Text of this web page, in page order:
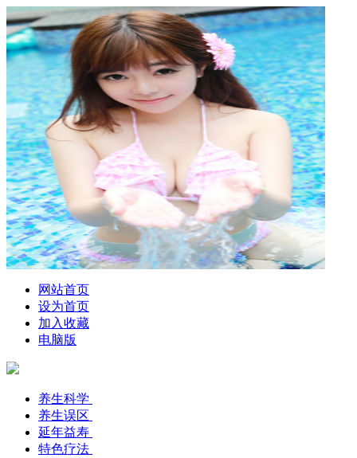
网站首页
设为首页
加入收藏
电脑版
养生科学
养生误区
延年益寿
特色疗法